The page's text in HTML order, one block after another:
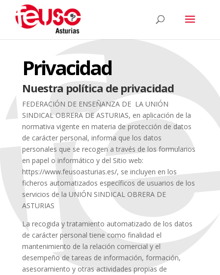
Privacidad
Nuestra política de privacidad
FEDERACIÓN DE ENSEÑANZA DE LA UNIÓN
SINDICAL OBRERA DE ASTURIAS, en aplicación de la
normativa vigente en materia de protección de datos
de carácter personal, informa que los datos
personales que se recogen a través de los formularios
en papel o informático y del Sitio web:
https://www.feusoasturias.es/, se incluyen en los
ficheros automatizados específicos de usuarios de los
servicios de la UNIÓN SINDICAL OBRERA DE
ASTURIAS
La recogida y tratamiento automatizado de los datos
de carácter personal tiene como finalidad el
mantenimiento de la relación comercial y el
desempeño de tareas de información, formación,
asesoramiento y otras actividades propias de